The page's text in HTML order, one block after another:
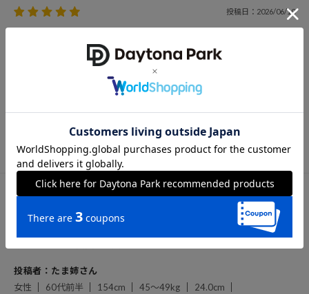
投稿日：2026/06/10
少し浅い作りですが自分はそこがお気に入りポイントです。 デザイン
も可愛いので他カラーも購入してヘビロテしてます！！
25 参考になった
投稿日：2026/04/26
購入サイズ：ONE SIZE
投稿者：たま姉さん
女性
60代前半 154cm 45～49kg 24.0cm